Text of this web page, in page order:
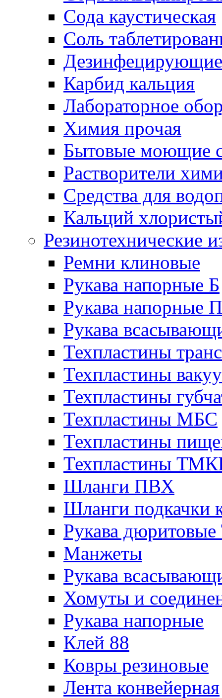
Сода каустическая
Соль
Дезинфецирующие
Карбид кальция
Лабораторное
Химия прочая
Бытовые моющие
Растворители
Средства для
Кальций
Резинотехнические
Ремни клиновые
Рукава напорные Б
Рукава напорные П
Рукава
Техпластины
Техпластины
Техпластины
Техпластины МБС
Техпластины
Техпластины
Шланги ПВХ
Шланги подкачки
Рукава
Манжеты
Рукава
Хомуты и
Рукава напорные
Клей 88
Ковры резиновые
Лента конвейерная